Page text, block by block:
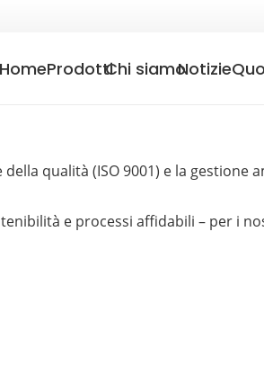
HomeProdottiChi siamoNotizie
qualità (ISO 9001) e la gestione
e processi affidabili – per i